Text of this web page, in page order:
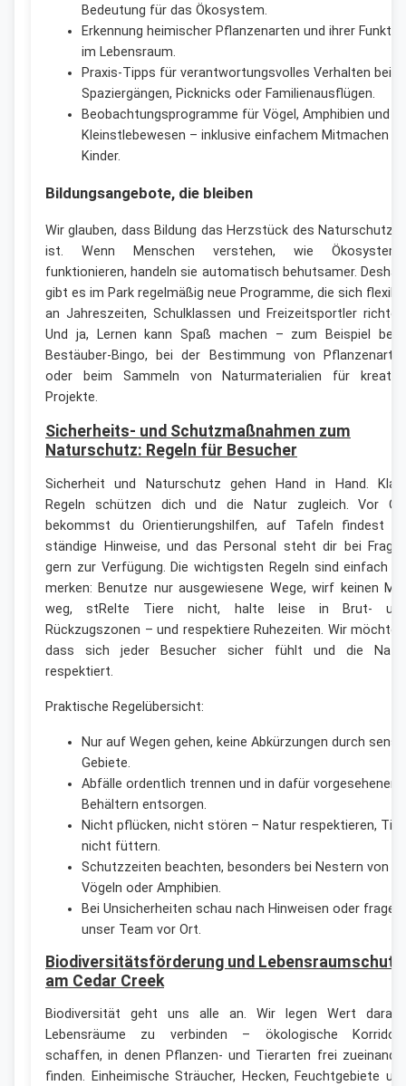
Bedeutung für das Ökosystem.
Erkennung heimischer Pflanzenarten und ihrer
im Lebensraum.
Praxis-Tipps für verantwortungsvolles Verhalten bei
Spaziergängen, Picknicks oder Familienausflügen.
Beobachtungsprogramme für Vögel, Amphibien und
Kleinstlebewesen – inklusive einfachem Mitmachen
Kinder.
Bildungsangebote, die bleiben
Wir glauben, dass Bildung das Herzstück des
ist. Wenn Menschen verstehen, wie
funktionieren, handeln sie automatisch behutsamer.
gibt es im Park regelmäßig neue Programme, die sich
an Jahreszeiten, Schulklassen und Freizeitsportler
Und ja, Lernen kann Spaß machen – zum Beispiel
Bestäuber-Bingo, bei der Bestimmung von
oder beim Sammeln von Naturmaterialien für
Projekte.
Sicherheits- und Schutzmaßnahmen zum
Naturschutz: Regeln für Besucher
Sicherheit und Naturschutz gehen Hand in Hand.
Regeln schützen dich und die Natur zugleich. Vor
bekommst du Orientierungshilfen, auf Tafeln findest
ständige Hinweise, und das Personal steht dir bei
gern zur Verfügung. Die wichtigsten Regeln sind einfach
merken: Benutze nur ausgewiesene Wege, wirf keinen
weg, stRelte Tiere nicht, halte leise in Brut-
Rückzugszonen – und respektiere Ruhezeiten. Wir
dass sich jeder Besucher sicher fühlt und die
respektiert.
Praktische Regelübersicht:
Nur auf Wegen gehen, keine Abkürzungen durch
Gebiete.
Abfälle ordentlich trennen und in dafür vorgesehenen
Behältern entsorgen.
Nicht pflücken, nicht stören – Natur respektieren,
nicht füttern.
Schutzzeiten beachten, besonders bei Nestern von
Vögeln oder Amphibien.
Bei Unsicherheiten schau nach Hinweisen oder frage
unser Team vor Ort.
Biodiversitätsförderung und Lebensraumschutz
am Cedar Creek
Biodiversität geht uns alle an. Wir legen Wert
Lebensräume zu verbinden – ökologische
schaffen, in denen Pflanzen- und Tierarten frei
finden. Einheimische Sträucher, Hecken, Feuchtgebiete